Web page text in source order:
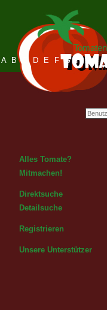
A B C D E F G H I J
Alles Tomate?
Mitmachen!
Direktsuche
Detailsuche
Registrieren
Unsere Unterstützer